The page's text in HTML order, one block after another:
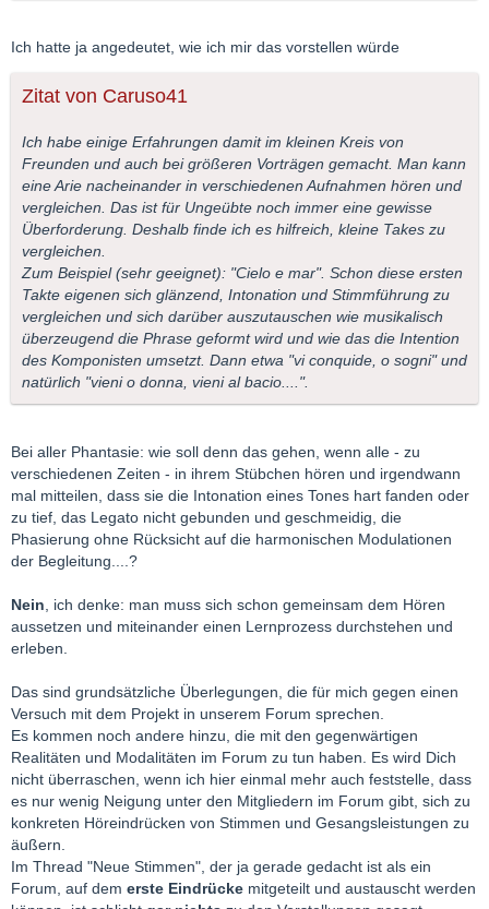
Ich hatte ja angedeutet, wie ich mir das vorstellen würde
Zitat von Caruso41
Ich habe einige Erfahrungen damit im kleinen Kreis von
Freunden und auch bei größeren Vorträgen gemacht. Man kann
eine Arie nacheinander in verschiedenen Aufnahmen hören und
vergleichen. Das ist für Ungeübte noch immer eine gewisse
Überforderung. Deshalb finde ich es hilfreich, kleine Takes zu
vergleichen.
Zum Beispiel (sehr geeignet): "Cielo e mar". Schon diese ersten
Takte eigenen sich glänzend, Intonation und Stimmführung zu
vergleichen und sich darüber auszutauschen wie musikalisch
überzeugend die Phrase geformt wird und wie das die Intention
des Komponisten umsetzt. Dann etwa "vi conquide, o sogni" und
natürlich "vieni o donna, vieni al bacio....".
Bei aller Phantasie: wie soll denn das gehen, wenn alle - zu
verschiedenen Zeiten - in ihrem Stübchen hören und irgendwann
mal mitteilen, dass sie die Intonation eines Tones hart fanden oder
zu tief, das Legato nicht gebunden und geschmeidig, die
Phasierung ohne Rücksicht auf die harmonischen Modulationen
der Begleitung....?
Nein , ich denke: man muss sich schon gemeinsam dem Hören
aussetzen und miteinander einen Lernprozess durchstehen und
erleben.
Das sind grundsätzliche Überlegungen, die für mich gegen einen
Versuch mit dem Projekt in unserem Forum sprechen.
Es kommen noch andere hinzu, die mit den gegenwärtigen
Realitäten und Modalitäten im Forum zu tun haben. Es wird Dich
nicht überraschen, wenn ich hier einmal mehr auch feststelle, dass
es nur wenig Neigung unter den Mitgliedern im Forum gibt, sich zu
konkreten Höreindrücken von Stimmen und Gesangsleistungen zu
äußern.
Im Thread "Neue Stimmen", der ja gerade gedacht ist als ein
Forum, auf dem erste Eindrücke mitgeteilt und austauscht werden